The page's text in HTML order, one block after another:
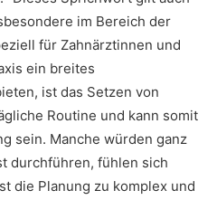
im Bereich der
für Zahnärztinnen und
ein breites
ist das Setzen von
Routine und kann somit
sein. Manche würden ganz
durchführen, fühlen sich
die Planung zu komplex und